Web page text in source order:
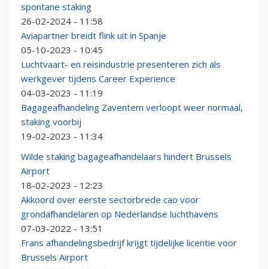
spontane staking
26-02-2024 - 11:58
Aviapartner breidt flink uit in Spanje
05-10-2023 - 10:45
Luchtvaart- en reisindustrie presenteren zich als
werkgever tijdens Career Experience
04-03-2023 - 11:19
Bagageafhandeling Zaventem verloopt weer normaal,
staking voorbij
19-02-2023 - 11:34
Wilde staking bagageafhandelaars hindert Brussels
Airport
18-02-2023 - 12:23
Akkoord over eerste sectorbrede cao voor
grondafhandelaren op Nederlandse luchthavens
07-03-2022 - 13:51
Frans afhandelingsbedrijf krijgt tijdelijke licentie voor
Brussels Airport